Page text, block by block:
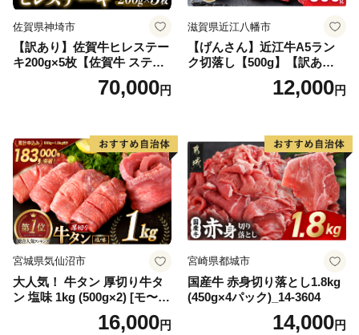
佐賀県神埼市
【訳あり】佐賀牛ヒレステー
キ200g×5枚【佐賀牛 ステー
キ ブランド肉 ヒレ肉 フィレ
肉 ジューシー ヘルシー】(H0
70,000円
滋賀県近江八幡市
【げんさん】近江牛A5ラン
ク切落し【500g】【訳あり】
12,000円
宮城県気仙沼市
大人気！ 牛タン 厚切り牛タ
ン 塩味 1kg (500g×2) [モ〜ラ
ンド 宮城県 気仙沼市 205646
60] 肉 牛肉 精肉 牛たん 牛タ
16,000円
宮崎県都城市
国産牛 赤身切り落とし1.8kg
(450g×4パック)_14-3604
14,000円